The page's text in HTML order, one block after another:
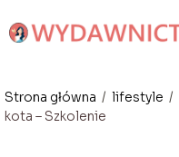
Strona główna / lifestyle /
kota – Szkolenie